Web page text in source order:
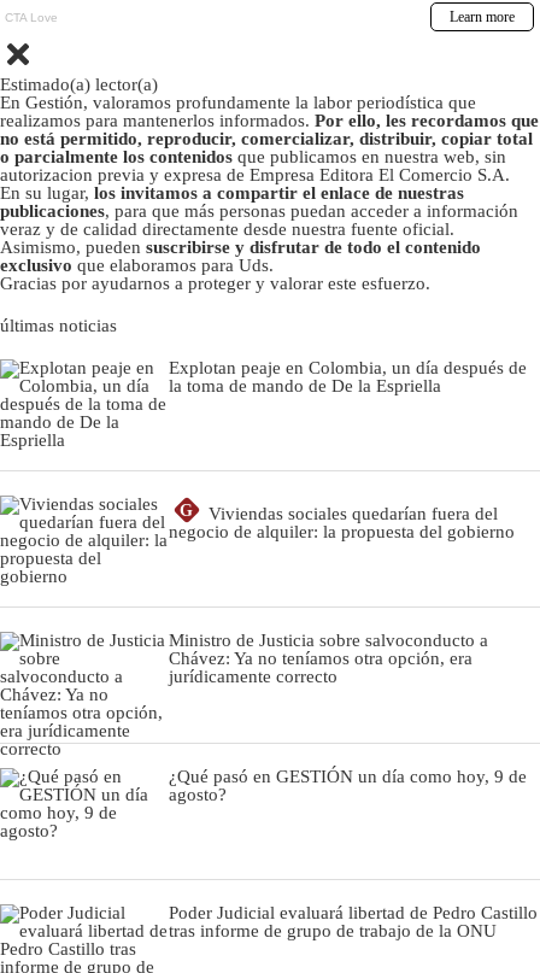
Estimado(a) lector(a)
En Gestión, valoramos profundamente la labor periodística que
realizamos para mantenerlos informados. Por ello, les recordamos que
no está permitido, reproducir, comercializar, distribuir, copiar total
o parcialmente los contenidos que publicamos en nuestra web, sin
autorizacion previa y expresa de Empresa Editora El Comercio S.A.
En su lugar, los invitamos a compartir el enlace de nuestras
publicaciones, para que más personas puedan acceder a información
veraz y de calidad directamente desde nuestra fuente oficial.
Asimismo, pueden suscribirse y disfrutar de todo el contenido
exclusivo que elaboramos para Uds.
Gracias por ayudarnos a proteger y valorar este esfuerzo.
últimas noticias
Explotan peaje en Colombia, un día después de
la toma de mando de De la Espriella
G
Viviendas sociales quedarían fuera del
negocio de alquiler: la propuesta del gobierno
Ministro de Justicia sobre salvoconducto a
Chávez: Ya no teníamos otra opción, era
jurídicamente correcto
¿Qué pasó en GESTIÓN un día como hoy, 9 de
agosto?
Poder Judicial evaluará libertad de Pedro Castillo
tras informe de grupo de trabajo de la ONU